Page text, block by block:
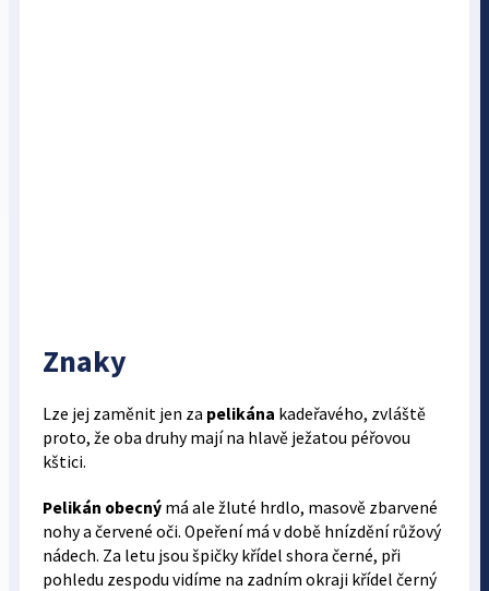
Znaky
Lze jej zaměnit jen za pelikána kadeřavého, zvláště
proto, že oba druhy mají na hlavě ježatou péřovou
kštici.
Pelikán obecnýmá ale žluté hrdlo, masově zbarvené
nohy a červené oči. Opeření má v době hnízdění růžový
nádech. Za letu jsou špičky křídel shora černé, při
pohledu zespodu vidíme na zadním okraji křídel černý